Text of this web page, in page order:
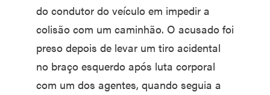
do condutor do veículo em impedir a
colisão com um caminhão. O acusado foi
preso depois de levar um tiro acidental
no braço esquerdo após luta corporal
com um dos agentes, quando seguia a